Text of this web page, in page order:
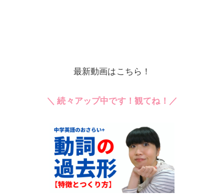
最新動画はこちら！
＼ 続々アップ中です！観てね！／